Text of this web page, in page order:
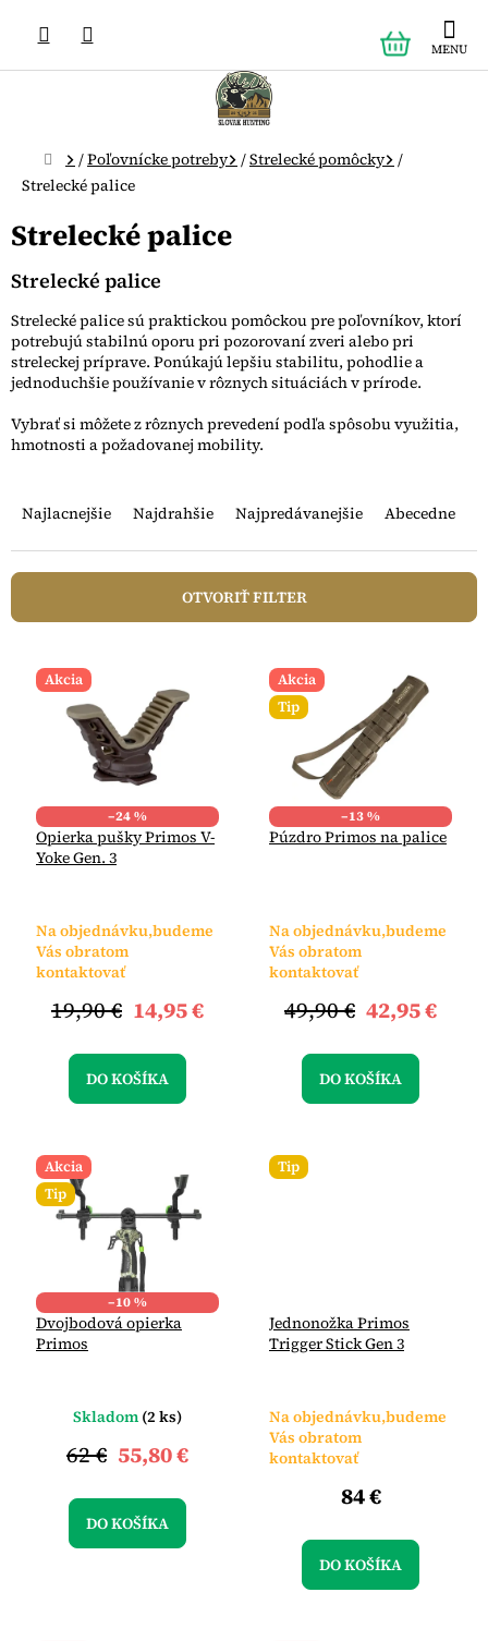
obsah
KOŠÍK
Domov
/Poľovnícke potreby /Strelecké pomôcky /
Strelecké palice
Strelecké palice
Strelecké palice
Strelecké palice sú praktickou pomôckou pre poľovníkov, ktorí
potrebujú stabilnú oporu pri pozorovaní zveri alebo pri
streleckej príprave. Ponúkajú lepšiu stabilitu, pohodlie a
jednoduchšie používanie v rôznych situáciách v prírode.
Vybrať si môžete z rôznych prevedení podľa spôsobu využitia,
hmotnosti a požadovanej mobility.
e
n
i
e
Najlacnejšie Najdrahšie Najpredávanejšie Abecedne
OTVORIŤ FILTER
Akcia
–24 %
Opierka pušky Primos V-
Yoke Gen. 3
Na objednávku,budeme
Vás obratom
kontaktovať
14,95 €
19,90 €
DO KOŠÍKA
Akcia
Tip
–13 %
Púzdro Primos na palice
Na objednávku,budeme
Vás obratom
kontaktovať
42,95 €
49,90 €
DO KOŠÍKA
Akcia
Tip
–10 %
Dvojbodová opierka
Primos
Skladom (2 ks)
55,80 €
62 €
DO KOŠÍKA
Tip
Jednonožka Primos
Trigger Stick Gen 3
Na objednávku,budeme
Vás obratom
kontaktovať
84 €
DO KOŠÍKA